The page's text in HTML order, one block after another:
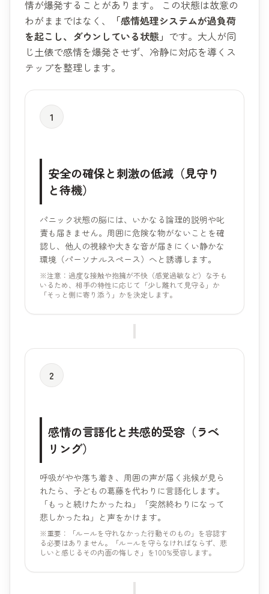
情が爆発することがあります。 この状態は故意の
わがままではなく、
「感情処理システムが過負荷
を起こし、ダウンしている状態」 です。大人が同
じ土俵で感情を爆発させず、冷静に対応を導くス
テップを整理します。
1
安全の確保と刺激の低減（見守り
と待機）
パニック状態の脳には、いかなる論理的説明や叱
責も届きません。周囲に危険な物がないことを確
認し、他人の視線や大きな音が届きにくい静かな
環境（パーソナルスペース）へと誘導します。
※注意：過度な接触や抱擁が不快（感覚過敏など）な子も
いるため、相手の特性に応じて「少し離れて見守る」か
「そっと側に寄り添う」かを決定します。
2
感情の言語化と共感的受容（ラベ
リング）
呼吸がやや落ち着き、周囲の声が届く兆候が見ら
れたら、子どもの葛藤を代わりに言語化します。
「もっと続けたかったね」「突然終わりになって
悲しかったね」と声をかけます。
※重要：「ルールを守れなかった行動そのもの」を容認す
る必要はありません。「ルールを守らなければならず、悲
しいと感じるその内面の悔しさ」を100%受容します。